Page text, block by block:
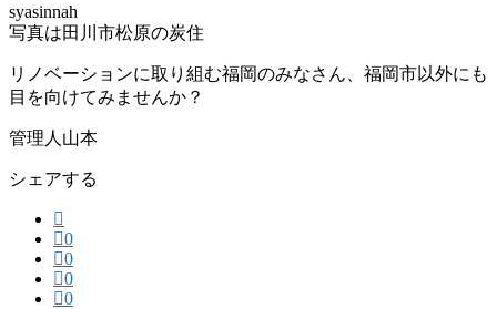
syasinnah
写真は田川市松原の炭住
リノベーションに取り組む福岡のみなさん、福岡市以外にも
目を向けてみませんか？
管理人山本
シェアする
0
0
0
0